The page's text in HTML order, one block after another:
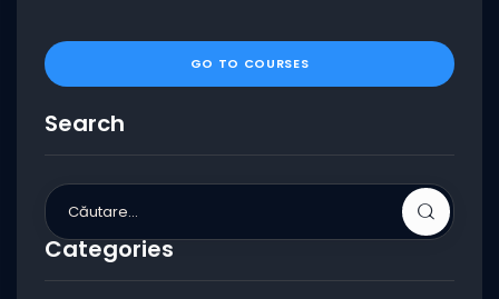
GO TO COURSES
Search
Categories